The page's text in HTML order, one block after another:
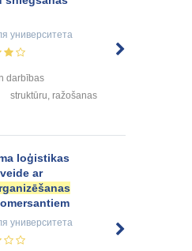
университета
darbības
struktūru, ražošanas
loģistikas
ar
университета